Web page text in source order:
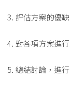
3. 評估方案的優
4. 對各項方案進
5. 總結討論，進